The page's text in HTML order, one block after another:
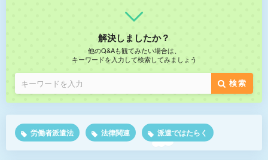
解決しましたか？
他のQ&Aも観てみたい場合は、
キーワードを入力して検索してみましょう
検索
労働者派遣法 法律関連 派遣ではたらく